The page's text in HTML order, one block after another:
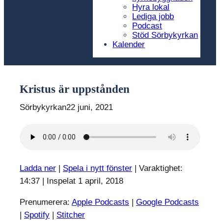
Hyra lokal
Lediga jobb
Podcast
Stöd Sörbykyrkan
Kalender
Kristus är uppstånden
Sörbykyrkan22 juni, 2021
Ladda ner | Spela i nytt fönster | Varaktighet:
14:37 | Inspelat 1 april, 2018
Prenumerera: Apple Podcasts | Google Podcasts
| Spotify | Stitcher